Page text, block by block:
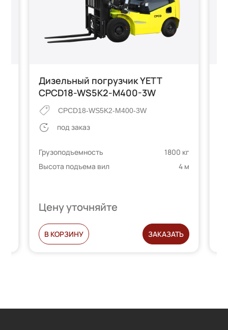
Дизельный погрузчик YETT
CPCD18-WS5K2-M400-3W
CPCD18-WS5K2-M400-3W
под заказ
Грузоподъемность
1800 кг
Высота подъема вил
4 м
Цену уточняйте
В КОРЗИНУ ЗАКАЗАТЬ